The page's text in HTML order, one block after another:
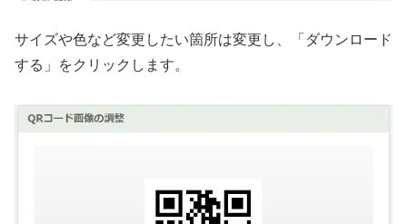
サイズや色など変更したい箇所は変更し、「ダウンロード
する」をクリックします。